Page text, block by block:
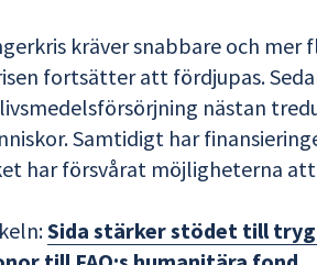
kräver snabbare och
fortsätter att fördjupas.
nästan
Samtidigt har
har försvårat möjligheterna
Sida stärker stödet till